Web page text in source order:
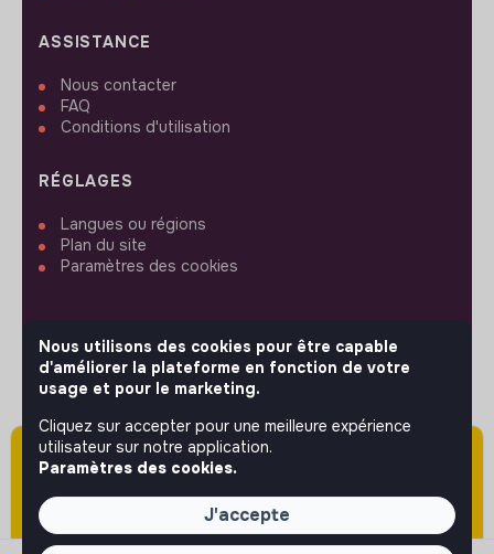
Attention cette annonce a été publiée il y a
plus de 60 jours (le 06/05/2026) et est sans
doute expirée ou non mise à jour.
ASSISTANCE
Nous contacter
FAQ
Conditions d'utilisation
RÉGLAGES
Langues ou régions
Plan du site
Paramètres des cookies
SUIVEZ-NOUS
© 2026 jobs that makesense.
Nous utilisons des cookies pour être capable
d'améliorer la plateforme en fonction de votre
usage et pour le marketing.
Cliquez sur accepter pour une meilleure expérience
utilisateur sur notre application.
Paramètres des cookies.
J'accepte